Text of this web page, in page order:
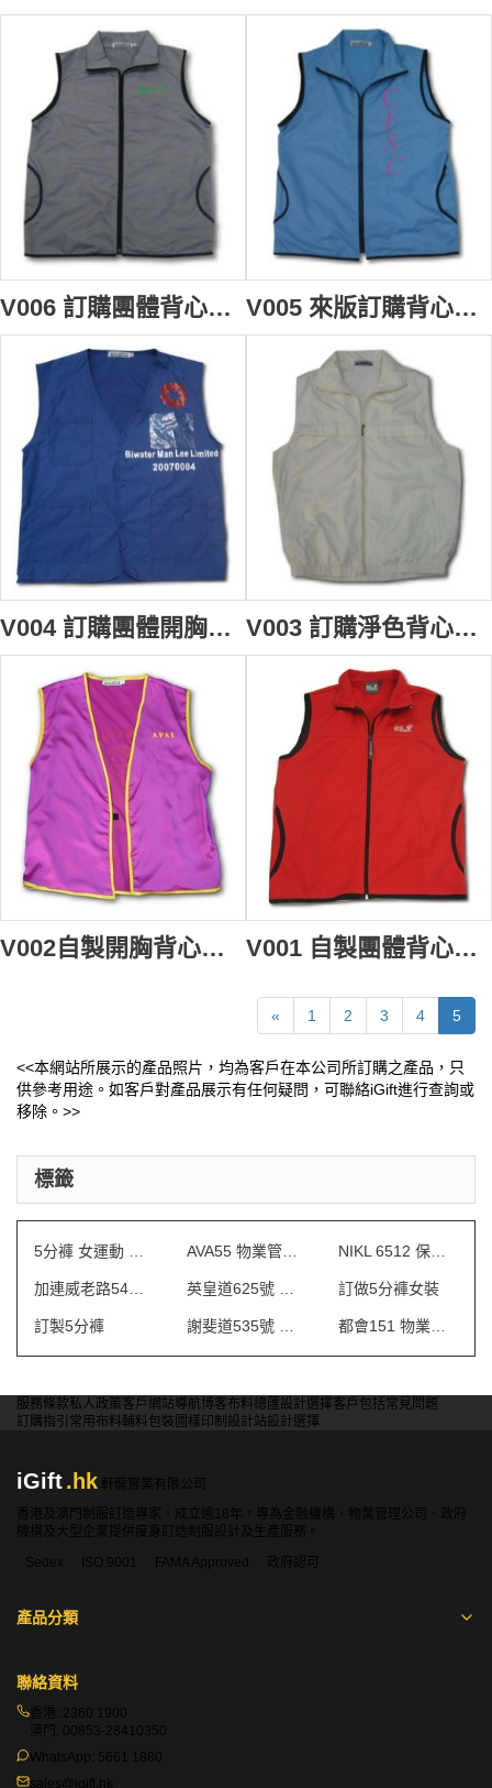
V006 訂購團體背心褸 設計開胸背心 自訂背心制服外套 rash vest 淨色背心批發 V005 來版訂購背心外套 訂製職業背心褸 訂做公司背心 背心批發商
V004 訂購團體開胸背心褸 設計背心款式 訂購員工背心制服 淨色背心批發 vest safety vest V003 訂購淨色背心制服 訂製開胸背心褸 purchase vest 背心批發
V002自製開胸背心褸 背心diy 線繡 背心燙金 背心外套製衣廠 背心制服專門店 V001 自製團體背心制服 訂購拉鏈背心褸 在線訂購職業背心 背心批發商
« 1 2 3 4 5
<<本網站所展示的產品照片，均為客戶在本公司所訂購之產品，只
供參考用途。如客戶對產品展示有任何疑問，可聯絡iGift進行查詢或
移除。>>
標籤
AVA55 物業管理會所制服
訂做5分褲女裝
訂製5分褲
服務條款私人政策客戶 網站導航博客布料總匯設計選擇客戶包括常見問題
訂購指引 常用布料輔料包裝 圖樣印制 設計站設計選擇
iGift.hk
軒龍實業有限公司
香港及澳門制服訂造專家，成立逾18年，專為金融機構、物業管理公司、政府
機構及大型企業提供度身訂造制服設計及生產服務。
Sedex
ISO 9001 FAMA Approved 政府認可
產品分類
聯絡資料
香港: 2360 1900
澳門: 00853-28410350
WhatsApp: 5661 1880
sales@igift.hk